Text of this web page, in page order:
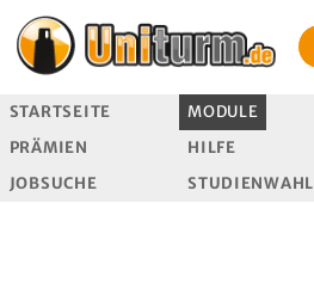
STARTSEITE MODULE
PRÄMIEN
HILFE
JOBSUCHE
STUDIENWAHL